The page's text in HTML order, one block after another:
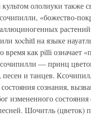
ололиуки также
«божество-
xochitl на языке
время как pilli означает
— принц
песен и танцев.
сознания,
измененного состояния
Шочитль (цветок)